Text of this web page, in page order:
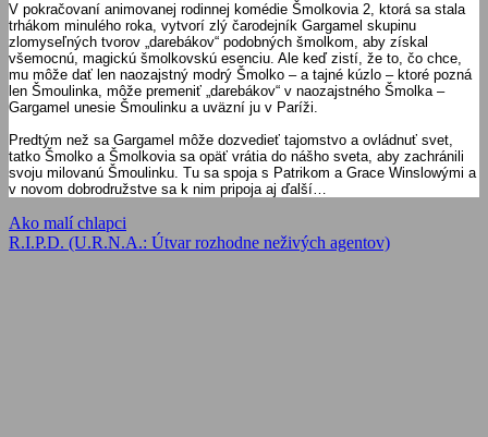
V pokračovaní animovanej rodinnej komédie Šmolkovia 2, ktorá sa stala
trhákom minulého roka, vytvorí zlý čarodejník Gargamel skupinu
zlomyseľných tvorov „darebákov“ podobných šmolkom, aby získal
všemocnú, magickú šmolkovskú esenciu. Ale keď zistí, že to, čo chce,
mu môže dať len naozajstný modrý Šmolko – a tajné kúzlo – ktoré pozná
len Šmoulinka, môže premeniť „darebákov“ v naozajstného Šmolka –
Gargamel unesie Šmoulinku a uväzní ju v Paríži.
Predtým než sa Gargamel môže dozvedieť tajomstvo a ovládnuť svet,
tatko Šmolko a Šmolkovia sa opäť vrátia do nášho sveta, aby zachránili
svoju milovanú Šmoulinku. Tu sa spoja s Patrikom a Grace Winslowými a
v novom dobrodružstve sa k nim pripoja aj ďalší…
Navigácia
v
Previous
Post:
Ako malí chlapci
Next
R.I.P.D. (U.R.N.A.: Útvar rozhodne neživých agentov)